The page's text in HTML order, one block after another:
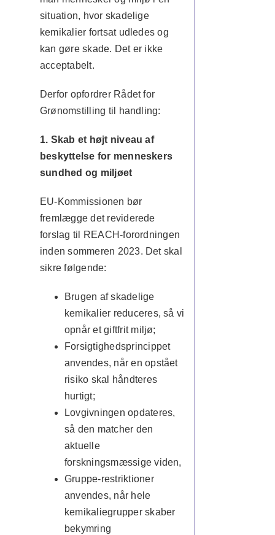
situation, hvor skadelige
kemikalier fortsat udledes og
kan gøre skade. Det er ikke
acceptabelt.
Derfor opfordrer Rådet for
Grønomstilling til handling:
1. Skab et højt niveau af
beskyttelse for menneskers
sundhed og miljøet
EU-Kommissionen bør
fremlægge det reviderede
forslag til REACH-forordningen
inden sommeren 2023. Det skal
sikre følgende:
Brugen af skadelige
kemikalier reduceres, så vi
opnår et giftfrit miljø;
Forsigtighedsprincippet
anvendes, når en opstået
risiko skal håndteres
hurtigt;
Lovgivningen opdateres,
så den matcher den
aktuelle
forskningsmæssige viden,
Gruppe-restriktioner
anvendes, når hele
kemikaliegrupper skaber
bekymring